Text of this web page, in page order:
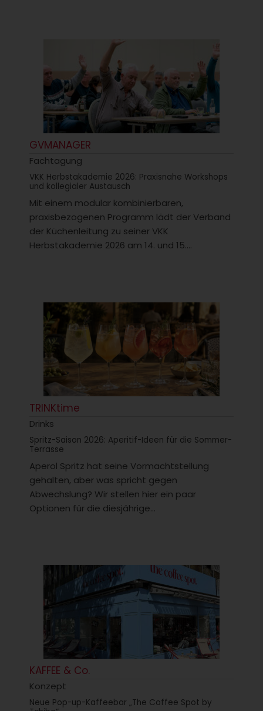
GVMANAGER
Fachtagung
VKK Herbstakademie 2026: Praxisnahe Workshops
und kollegialer Austausch
Mit einem modular kombinierbaren,
praxisbezogenen Programm lädt der Verband
der Küchenleitung zu seiner VKK
Herbstakademie 2026 am 14. und 15....
TRINKtime
Drinks
Spritz-Saison 2026: Aperitif-Ideen für die Sommer-
Terrasse
Aperol Spritz hat seine Vormachtstellung
gehalten, aber was spricht gegen
Abwechslung? Wir stellen hier ein paar
Optionen für die diesjährige...
KAFFEE & Co.
Konzept
Neue Pop-up-Kaffeebar „The Coffee Spot by